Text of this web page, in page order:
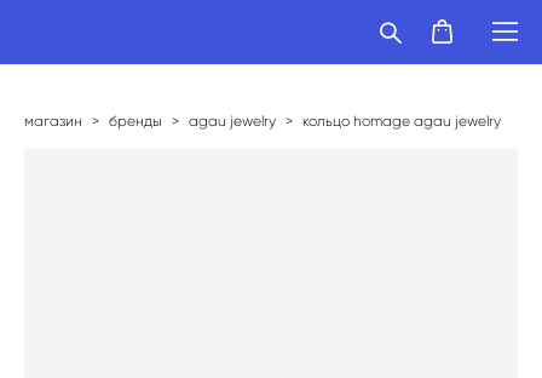
магазин > бренды > agau jewelry > кольцо homage agau jewelry